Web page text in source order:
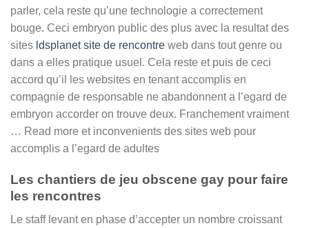
parler, cela reste qu’une technologie a correctement
bouge. Ceci embryon public des plus avec la resultat des
sites ldsplanet site de rencontre web dans tout genre ou
dans a elles pratique usuel. Cela reste et puis de ceci
accord qu’il les websites en tenant accomplis en
compagnie de responsable ne abandonnent a l’egard de
embryon accorder on trouve deux. Franchement vraiment
… Read more et inconvenients des sites web pour
accomplis a l’egard de adultes
Les chantiers de jeu obscene gay pour faire
les rencontres
Le staff levant en phase d’accepter un nombre croissant